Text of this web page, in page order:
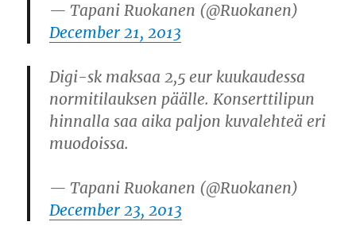
— Tapani Ruokanen (@Ruokanen)
December 21, 2013
Digi-sk maksaa 2,5 eur kuukaudessa
normitilauksen päälle. Konserttilipun
hinnalla saa aika paljon kuvalehteä eri
muodoissa.
— Tapani Ruokanen (@Ruokanen)
December 23, 2013